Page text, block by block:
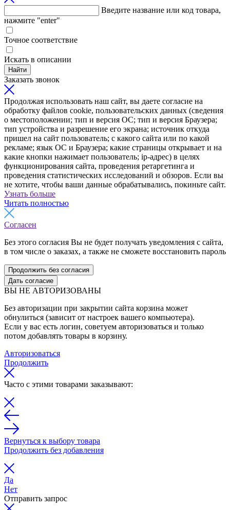
Введите название или код товара,
нажмите "enter"
Точное соответствие
Искать в описании
Найти
Заказать звонок
Продолжая использовать наш сайт, вы даете согласие на
обработку файлов cookie, пользовательских данных (сведения
о местоположении; тип и версия ОС; тип и версия Браузера;
тип устройства и разрешение его экрана; источник откуда
пришел на сайт пользователь; с какого сайта или по какой
рекламе; язык ОС и Браузера; какие страницы открывает и на
какие кнопки нажимает пользователь; ip-адрес) в целях
функционирования сайта, проведения ретаргетинга и
проведения статистических исследований и обзоров. Если вы
не хотите, чтобы ваши данные обрабатывались, покиньте сайт.
Узнать больше
Читать полностью
Согласен
Без этого согласия Вы не будет получать уведомления с сайта,
в том числе о заказах, а также не сможете восстановить пароль
Продолжить без согласия
Дать согласие
ВЫ НЕ АВТОРИЗОВАНЫ
Без авторизации при закрытии сайта корзина может
обнулиться (зависит от настроек вашего компьютера).
Если у вас есть логин, советуем авторизоваться и только
потом добавлять товары в корзину.
Авторизоваться
Продолжить
Часто с этими товарами заказывают:
Вернуться к выбору товара
Продолжить без добавления
Да
Нет
Отправить запрос